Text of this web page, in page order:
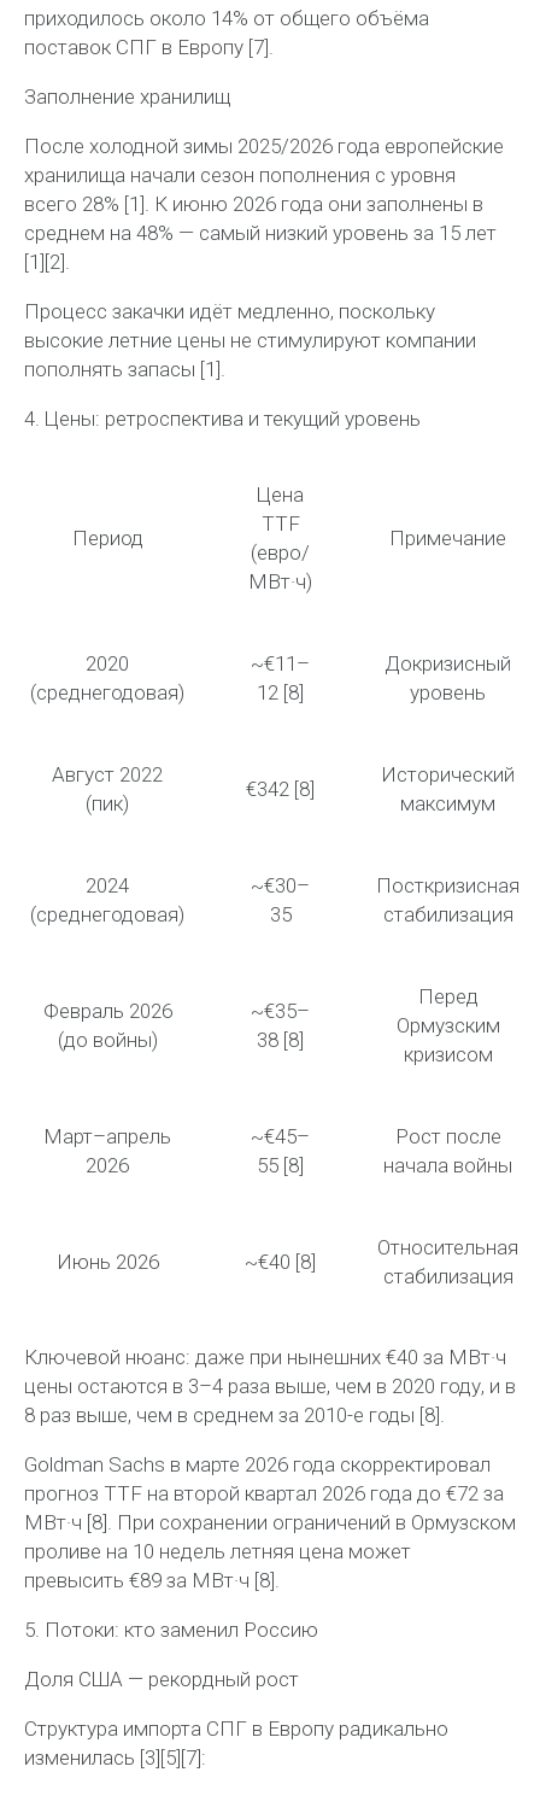
приходилось около 14% от общего объёма
поставок СПГ в Европу [7].
Заполнение хранилищ
После холодной зимы 2025/2026 года европейские
хранилища начали сезон пополнения с уровня
всего 28% [1]. К июню 2026 года они заполнены в
среднем на 48% — самый низкий уровень за 15 лет
[1][2].
Процесс закачки идёт медленно, поскольку
высокие летние цены не стимулируют компании
пополнять запасы [1].
4. Цены: ретроспектива и текущий уровень
Период
Цена
TTF
(евро/
МВт·ч)
Примечание
2020
(среднегодовая)
~€11–
12 [8]
Докризисный
уровень
Август 2022
(пик)
€342 [8]
Исторический
максимум
2024
(среднегодовая)
~€30–
35
Посткризисная
стабилизация
Февраль 2026
(до войны)
~€35–
38 [8]
Перед
Ормузским
кризисом
Март–апрель
2026
~€45–
55 [8]
Рост после
начала войны
Июнь 2026 ~€40 [8]
Относительная
стабилизация
Ключевой нюанс: даже при нынешних €40 за МВт·ч
цены остаются в 3–4 раза выше, чем в 2020 году, и в
8 раз выше, чем в среднем за 2010-е годы [8].
Goldman Sachs в марте 2026 года скорректировал
прогноз TTF на второй квартал 2026 года до €72 за
МВт·ч [8]. При сохранении ограничений в Ормузском
проливе на 10 недель летняя цена может
превысить €89 за МВт·ч [8].
5. Потоки: кто заменил Россию
Доля США — рекордный рост
Структура импорта СПГ в Европу радикально
изменилась [3][5][7]: